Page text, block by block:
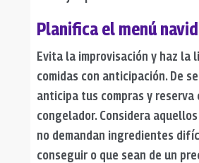
Planifica el menú
Evita la improvisación y haz la
comidas con anticipación. De
anticipa tus compras y reserva
congelador. Considera
no demandan ingredientes
conseguir o que sean de un